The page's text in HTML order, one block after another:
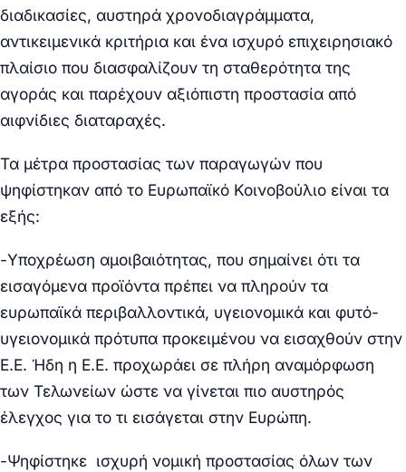
διαδικασίες, αυστηρά χρονοδιαγράμματα,
αντικειμενικά κριτήρια και ένα ισχυρό επιχειρησιακό
πλαίσιο που διασφαλίζουν τη σταθερότητα της
αγοράς και παρέχουν αξιόπιστη προστασία από
αιφνίδιες διαταραχές.
Τα μέτρα προστασίας των παραγωγών που
ψηφίστηκαν από το Ευρωπαϊκό Κοινοβούλιο είναι τα
εξής:
-Υποχρέωση αμοιβαιότητας, που σημαίνει ότι τα
εισαγόμενα προϊόντα πρέπει να πληρούν τα
ευρωπαϊκά περιβαλλοντικά, υγειονομικά και φυτό-
υγειονομικά πρότυπα προκειμένου να εισαχθούν στην
Ε.Ε. Ήδη η Ε.Ε. προχωράει σε πλήρη αναμόρφωση
των Τελωνείων ώστε να γίνεται πιο αυστηρός
έλεγχος για το τι εισάγεται στην Ευρώπη.
-Ψηφίστηκε ισχυρή νομική προστασίας όλων των